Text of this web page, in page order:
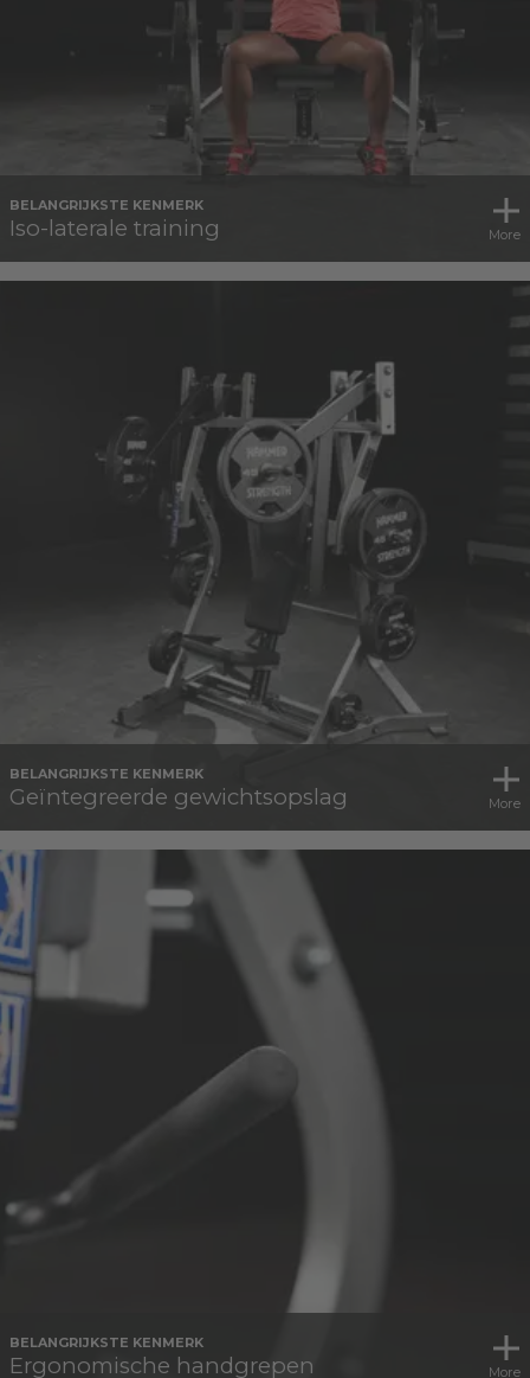
BELANGRIJKSTE KENMERK
Iso-laterale training More
BELANGRIJKSTE KENMERK
Geïntegreerde gewichtsopslag More
BELANGRIJKSTE KENMERK
Ergonomische handgrepen More